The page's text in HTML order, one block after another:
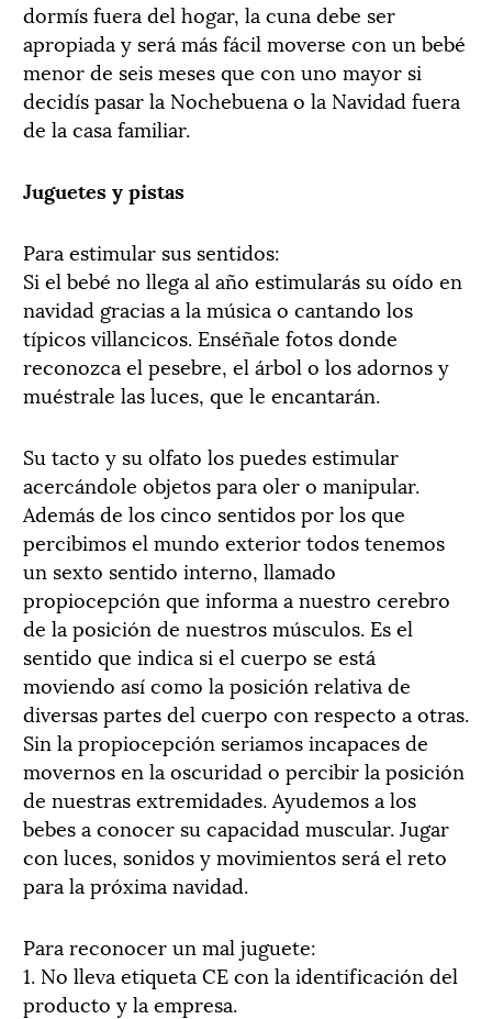
dormís fuera del hogar, la cuna debe ser
apropiada y será más fácil moverse con un bebé
menor de seis meses que con uno mayor si
decidís pasar la Nochebuena o la Navidad fuera
de la casa familiar.
Juguetes y pistas
Para estimular sus sentidos:
Si el bebé no llega al año estimularás su oído en
navidad gracias a la música o cantando los
típicos villancicos. Enséñale fotos donde
reconozca el pesebre, el árbol o los adornos y
muéstrale las luces, que le encantarán.
Su tacto y su olfato los puedes estimular
acercándole objetos para oler o manipular.
Además de los cinco sentidos por los que
percibimos el mundo exterior todos tenemos
un sexto sentido interno, llamado
propiocepción que informa a nuestro cerebro
de la posición de nuestros músculos. Es el
sentido que indica si el cuerpo se está
moviendo así como la posición relativa de
diversas partes del cuerpo con respecto a otras.
Sin la propiocepción seriamos incapaces de
movernos en la oscuridad o percibir la posición
de nuestras extremidades. Ayudemos a los
bebes a conocer su capacidad muscular. Jugar
con luces, sonidos y movimientos será el reto
para la próxima navidad.
Para reconocer un mal juguete:
1. No lleva etiqueta CE con la identificación del
producto y la empresa.